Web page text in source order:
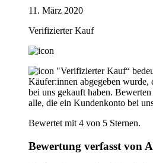
11. März 2020
Verifizierter Kauf
"Verifizierter Kauf“
Käufer:innen abgegeben wurde,
bei uns gekauft haben.
alle, die ein Kundenkonto bei
Bewertet mit 4 von 5 Sternen.
Bewertung verfasst von